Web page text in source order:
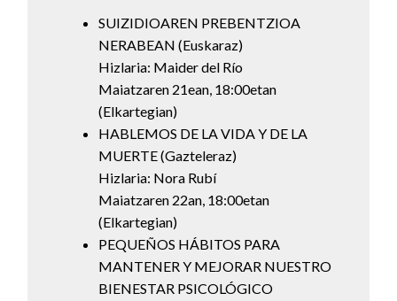
SUIZIDIOAREN PREBENTZIOA
NERABEAN (Euskaraz)
Hizlaria: Maider del Río
Maiatzaren 21ean, 18:00etan
(Elkartegian)
HABLEMOS DE LA VIDA Y DE LA
MUERTE (Gazteleraz)
Hizlaria: Nora Rubí
Maiatzaren 22an, 18:00etan
(Elkartegian)
PEQUEÑOS HÁBITOS PARA
MANTENER Y MEJORAR NUESTRO
BIENESTAR PSICOLÓGICO